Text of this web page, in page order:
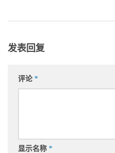
发表回复
评论 *
显示名称 *